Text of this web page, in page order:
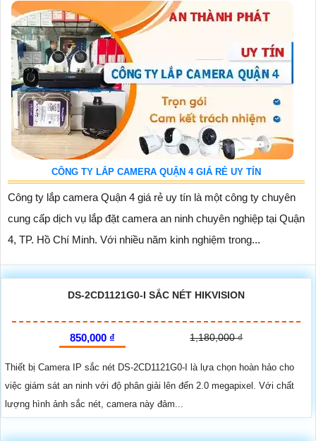
CÔNG TY LẮP CAMERA QUẬN 4 GIÁ RẺ UY TÍN
Công ty lắp camera Quận 4 giá rẻ uy tín là một công ty chuyên
cung cấp dịch vụ lắp đặt camera an ninh chuyên nghiệp tại Quận
4, TP. Hồ Chí Minh. Với nhiều năm kinh nghiệm trong...
DS-2CD1121G0-I SẮC NÉT HIKVISION
850,000 ₫ 1,180,000 ₫
Thiết bị Camera IP sắc nét DS-2CD1121G0-I là lựa chọn hoàn hảo cho
việc giám sát an ninh với độ phân giải lên đến 2.0 megapixel. Với chất
lượng hình ảnh sắc nét, camera này đảm...